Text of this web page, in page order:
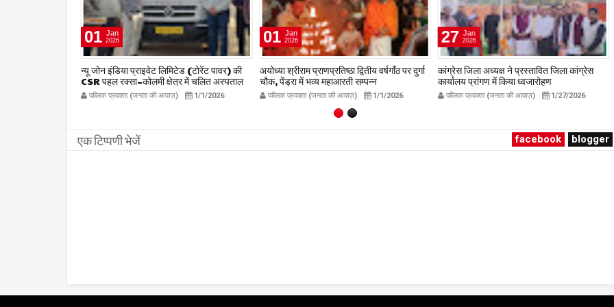
01 Jan
2026
न्यू जोन इंडिया प्राइवेट लिमिटेड (टोरेंट पावर) की
CSR पहल रक्सा–कोलमी क्षेत्र में चलित अस्पताल
एम्बुलेंस सेवा का शुभारंभ
publicpravakta.com
पब्लिक प्रवक्ता (जनता की आवाज़) 1/1/2026
01 Jan
2026
अयोध्या श्रीराम प्राणप्रतिष्ठा द्वितीय वर्षगाँठ पर दुर्गा
चौक, पेंड्रा में भव्य महाआरती सम्पन्न
publicpravakta.com
पब्लिक प्रवक्ता (जनता की आवाज़) 1/1/2026
27 Jan
2026
कांग्रेस जिला अध्यक्ष ने प्रस्तावित जिला कांग्रेस
कार्यालय प्रांगण में किया ध्वजारोहण
publicpravakta.com
पब्लिक प्रवक्ता (जनता की आवाज़) 1/27/2026
एक टिप्पणी भेजें facebook blogger